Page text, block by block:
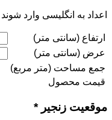
اعداد به انگلیسی وارد شوند
ارتفاع (سانتی متر)
عرض (سانتی متر)
جمع مساحت (متر مربع)
قیمت محصول
موقعیت زنجیر *